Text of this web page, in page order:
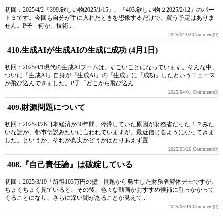
初回：2025/4/2『399.欲しい物2025/1/15』、『403.欲しい物２2025/2/12』のパー
ト３です。今回も自分が手に入れたときを想像するだけで、買う予定はありま
せん。P子「何か、技術...
2025/04/02 Comment(0)
410.生成AIが生成AIの生成に成功 (4月1日)
初回：2025/4/1現代の生成AIブームは、すごいことになっています。そんな中、
ついに『生成AI』自身が『生成AI』の『生成』に『成功』したというニュース
が飛び込んできました。P子「どこから飛び込ん...
2025/04/01 Comment(0)
409.財源問題について
初回：2025/3/26日本経済が30年間、停滞していた原因が財務省だった！？みた
いな話が、都市伝説みたいに言われていますが、最近信じるようになってきま
した。というか、それが真実かどうかはとりあえず置...
2025/03/26 Comment(0)
408.『自己責任論』は破綻している
初回：2025/3/19「所得103万円の壁」問題から発生した財務省解体デモですが、
ちょくちょく見ていると、その後、色々な動画がおすすめ候補に引っかかって
くることになり、さらに深い闇があることが見えて...
2025/03/19 Comment(0)